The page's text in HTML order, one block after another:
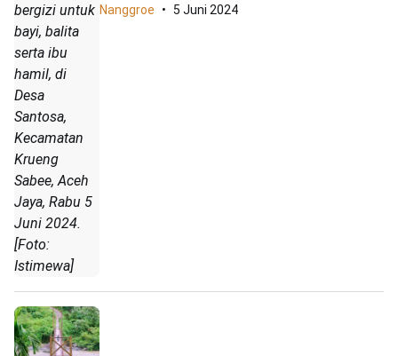
bergizi untuk
bayi, balita
serta ibu
hamil, di
Desa
Santosa,
Kecamatan
Krueng
Sabee, Aceh
Jaya, Rabu 5
Juni 2024.
[Foto:
Istimewa]
Nanggroe 5 Juni 2024